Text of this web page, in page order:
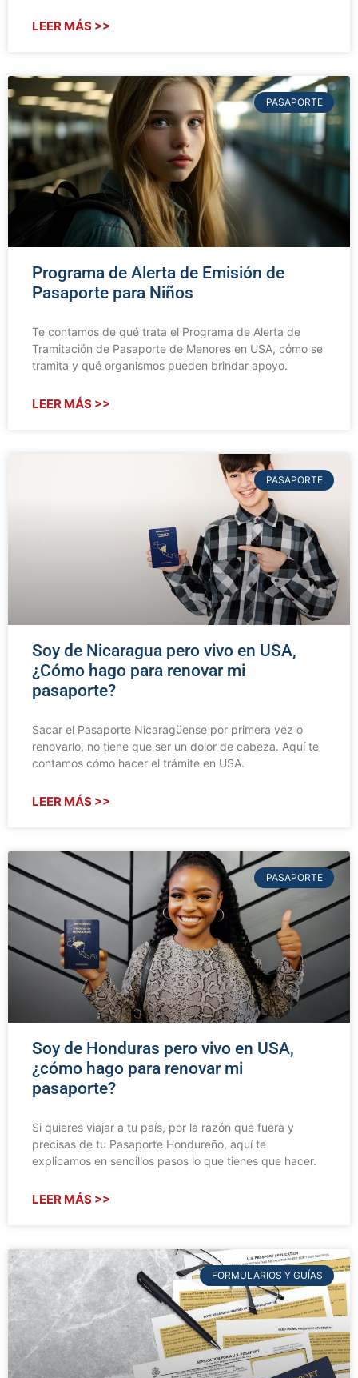
LEER MÁS >>
PASAPORTE
Programa de Alerta de Emisión de
Pasaporte para Niños
Te contamos de qué trata el Programa de Alerta de
Tramitación de Pasaporte de Menores en USA, cómo se
tramita y qué organismos pueden brindar apoyo.
LEER MÁS >>
PASAPORTE
Soy de Nicaragua pero vivo en USA,
¿Cómo hago para renovar mi
pasaporte?
Sacar el Pasaporte Nicaragüense por primera vez o
renovarlo, no tiene que ser un dolor de cabeza. Aquí te
contamos cómo hacer el trámite en USA.
LEER MÁS >>
PASAPORTE
Soy de Honduras pero vivo en USA,
¿cómo hago para renovar mi
pasaporte?
Si quieres viajar a tu país, por la razón que fuera y
precisas de tu Pasaporte Hondureño, aquí te
explicamos en sencillos pasos lo que tienes que hacer.
LEER MÁS >>
FORMULARIOS Y GUÍAS